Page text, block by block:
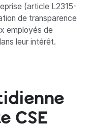
(article L2315-
de transparence
employés de
leur intérêt.
CSE